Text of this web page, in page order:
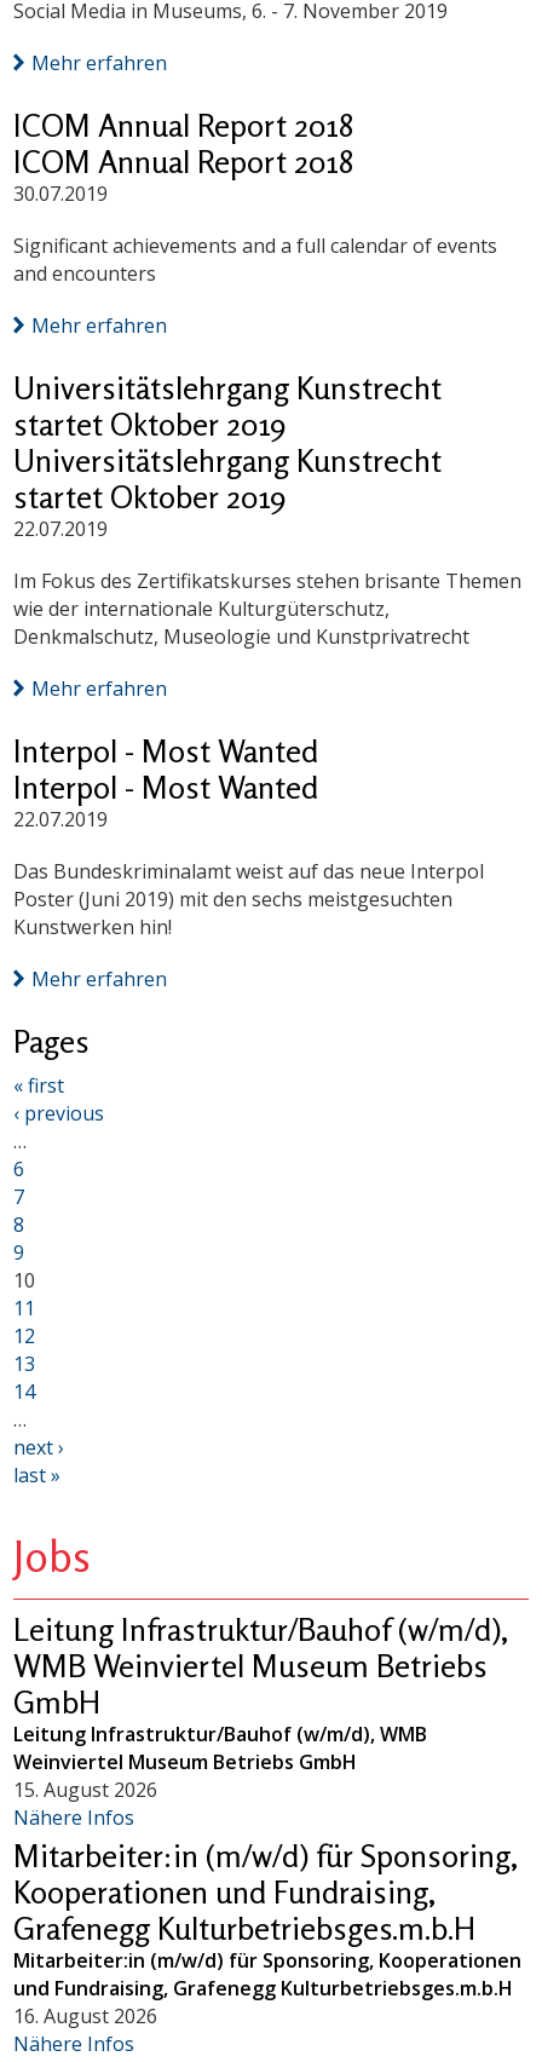
Social Media in Museums, 6. - 7. November 2019
Mehr erfahren
ICOM Annual Report 2018
ICOM Annual Report 2018
30.07.2019
Significant achievements and a full calendar of events
and encounters
Mehr erfahren
Universitätslehrgang Kunstrecht
startet Oktober 2019
Universitätslehrgang Kunstrecht
startet Oktober 2019
22.07.2019
Im Fokus des Zertifikatskurses stehen brisante Themen
wie der internationale Kulturgüterschutz,
Denkmalschutz, Museologie und Kunstprivatrecht
Mehr erfahren
Interpol - Most Wanted
Interpol - Most Wanted
22.07.2019
Das Bundeskriminalamt weist auf das neue Interpol
Poster (Juni 2019) mit den sechs meistgesuchten
Kunstwerken hin!
Mehr erfahren
Pages
« first
‹ previous
…
6
7
8
9
10
11
12
13
14
…
next ›
last »
Jobs
Leitung Infrastruktur/Bauhof (w/m/d),
WMB Weinviertel Museum Betriebs
GmbH
Leitung Infrastruktur/Bauhof (w/m/d), WMB
Weinviertel Museum Betriebs GmbH
15. August 2026
Nähere Infos
Mitarbeiter:in (m/w/d) für Sponsoring,
Kooperationen und Fundraising,
Grafenegg Kulturbetriebsges.m.b.H
Mitarbeiter:in (m/w/d) für Sponsoring, Kooperationen
und Fundraising, Grafenegg Kulturbetriebsges.m.b.H
16. August 2026
Nähere Infos